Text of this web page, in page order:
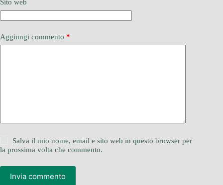
Sito web
Aggiungi commento *
Salva il mio nome, email e sito web in questo browser per
la prossima volta che commento.
Invia commento